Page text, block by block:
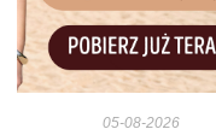
05-08-2026